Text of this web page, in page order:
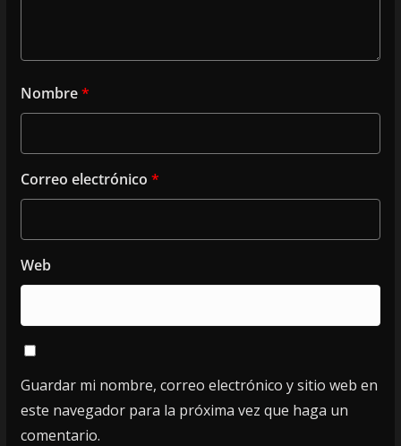
Nombre*
Correo electrónico *
Web
Guardar mi nombre, correo electrónico y sitio web en
este navegador para la próxima vez que haga un
comentario.